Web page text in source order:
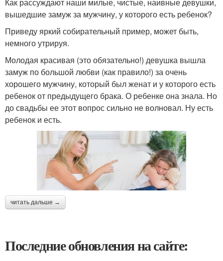
вышедшие замуж за мужчину, у которого есть ребенок?
Приведу яркий собирательный пример, может быть,
немного утрируя.
Молодая красивая (это обязательно!) девушка вышла
замуж по большой любви (как правило!) за очень
хорошего мужчину, который был женат и у которого есть
ребенок от предыдущего брака. О ребенке она знала. Но
до свадьбы ее этот вопрос сильно не волновал. Ну есть
ребенок и есть.
читать дальше →
Последние обновления на сайте: